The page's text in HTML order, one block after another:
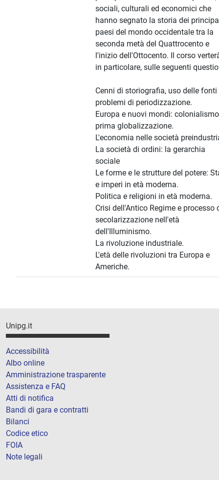
sociali, culturali ed economici che
hanno segnato la storia dei
paesi del mondo occidentale tra la
seconda metà del Quattrocento e
l'inizio dell'Ottocento. Il corso
in particolare, sulle seguenti
Cenni di storiografia, uso delle fonti
problemi di periodizzazione.
Europa e nuovi mondi:
prima globalizzazione.
L'economia nelle società
La società di ordini: la gerarchia
sociale
Le forme e le strutture del potere:
e imperi in età moderna.
Politica e religioni in età moderna.
Crisi dell'Antico Regime e processo
secolarizzazione nell'età
dell'Illuminismo.
La rivoluzione industriale.
L'età delle rivoluzioni tra Europa e
Americhe.
Unipg.it
Accessibilità
Albo online
Amministrazione trasparente
Assistenza e FAQ
Atti di notifica
Bandi di gara e contratti
Bilanci
Codice etico
FOIA
Note legali